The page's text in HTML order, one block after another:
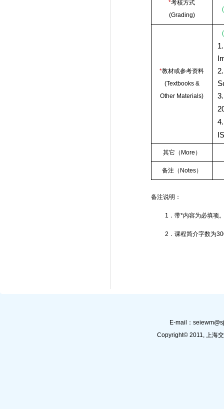
*考核方式
(Grading)
*教材或参考资料
(Textbooks &
Other Materials)
其它（ More ）
备注（ Notes）
备注说明：
1 ．带*内容为必填项
2 ．课程简介字数为
E-mail：
Copyright© 2011, 上海